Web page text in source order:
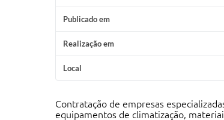
Publicado em
Realização em
Local
Contratação de empresas
equipamentos de climatização,